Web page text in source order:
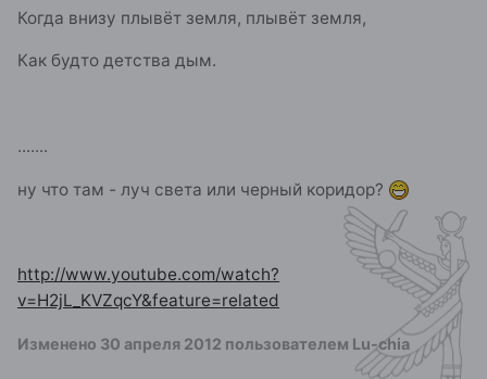
Когда внизу плывёт земля, плывёт земля,
Как будто детства дым.
.......
ну что там - луч света или черный коридор?
http://www.youtube.com/watch?
v=H2jL_KVZqcY&feature=related
Изменено 30 апреля 2012 пользователем Lu-chia